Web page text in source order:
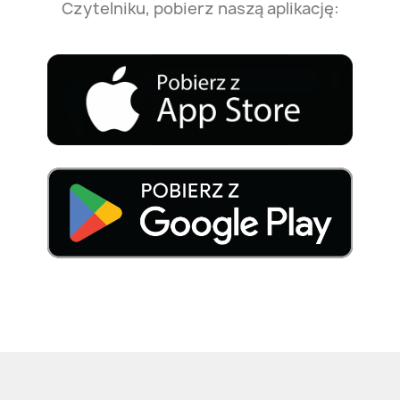
Czytelniku, pobierz naszą aplikację: